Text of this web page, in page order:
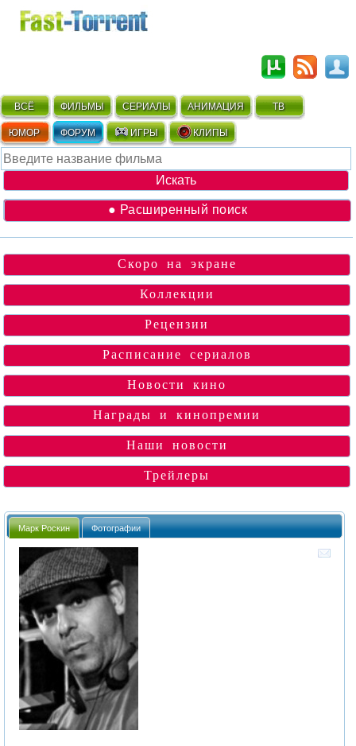
ВСЁ ФИЛЬМЫ СЕРИАЛЫ АНИМАЦИЯ ТВ
ЮМОР ФОРУМ ИГРЫ КЛИПЫ
● Расширенный поиск
Скоро на экране
Коллекции
Рецензии
Расписание сериалов
Новости кино
Награды и кинопремии
Наши новости
Трейлеры
Марк Роскин Фотографии